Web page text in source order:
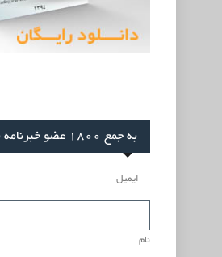
به جمع 1800 عضو خبرنامه به پیوندید
ایمیل
نام